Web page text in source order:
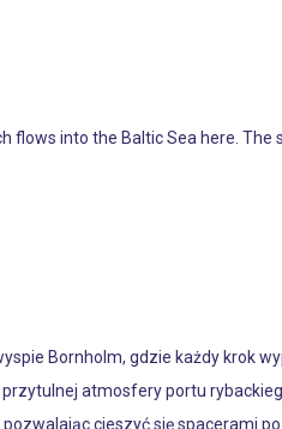
flows into the Baltic Sea here. The
Bornholm, gdzie każdy krok
atmosfery portu
cieszyć się spacerami